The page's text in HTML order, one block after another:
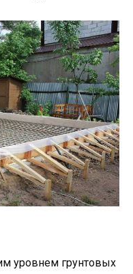
уровнем грунтовых